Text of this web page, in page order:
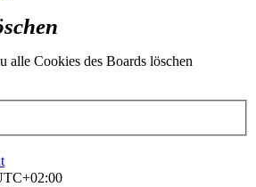
alle Cookies des Boards löschen